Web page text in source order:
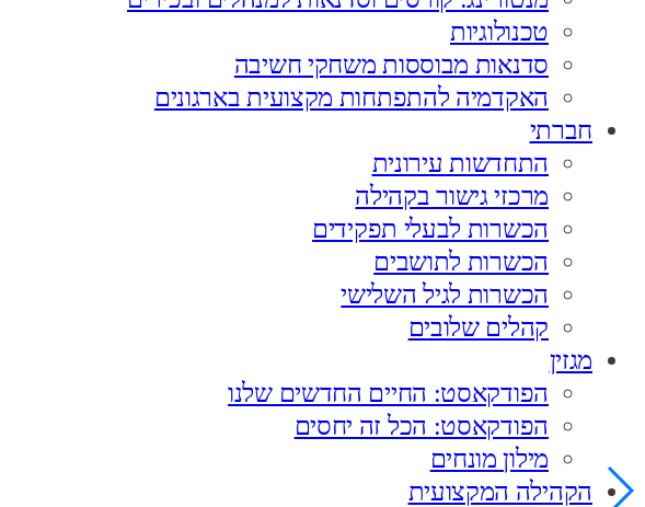
טכנולוגיות
סדנאות מבוססות משחקי חשיבה
האקדמיה להתפתחות מקצועית בארגונים
חברתי
התחדשות עירונית
מרכזי גישור בקהילה
הכשרות לבעלי תפקידים
הכשרות לתושבים
הכשרות לגיל השלישי
קהלים שלובים
מגזין
הפודקאסט: החיים החדשים שלנו
הפודקאסט: הכל זה יחסים
מילון מונחים
הקהילה המקצועית